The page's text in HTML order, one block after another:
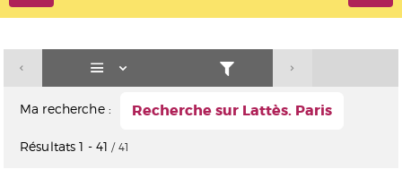
Ma recherche : Recherche sur Lattès. Paris
Résultats1 - 41 / 41